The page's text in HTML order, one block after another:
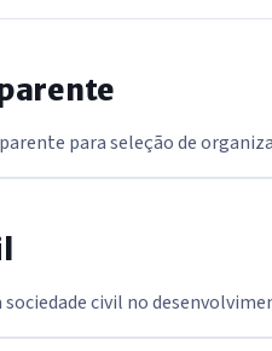
para seleção de
civil no